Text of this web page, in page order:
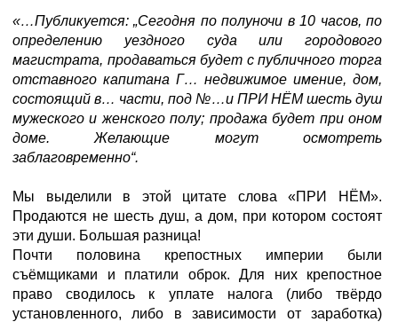
«…Публикуется: „Сегодня по полуночи в 10 часов, по
определению уездного суда или городового
магистрата, продаваться будет с публичного торга
отставного капитана Г… недвижимое имение, дом,
состоящий в… части, под №…и ПРИ НЁМ шесть душ
мужеского и женского полу; продажа будет при оном
доме. Желающие могут осмотреть
заблаговременно“.
Мы выделили в этой цитате слова «ПРИ НЁМ».
Продаются не шесть душ, а дом, при котором состоят
эти души. Большая разница!
Почти половина крепостных империи были
съёмщиками и платили оброк. Для них крепостное
право сводилось к уплате налога (либо твёрдо
установленного, либо в зависимости от заработка)